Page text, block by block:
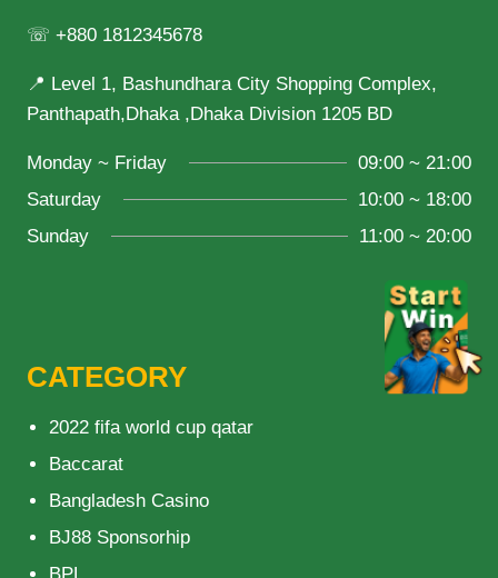
☏ +880 1812345678
📍 Level 1, Bashundhara City Shopping Complex,
Panthapath,Dhaka ,Dhaka Division 1205 BD
Monday ~ Friday
09:00 ~ 21:00
Saturday
10:00 ~ 18:00
Sunday
11:00 ~ 20:00
CATEGORY
2022 fifa world cup qatar
Baccarat
Bangladesh Casino
BJ88 Sponsorhip